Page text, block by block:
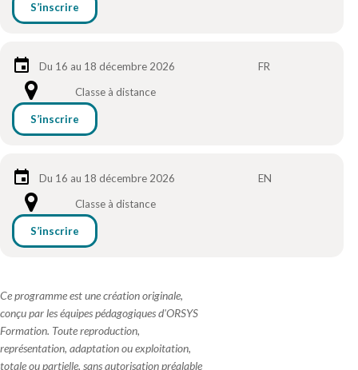
S’inscrire
Du 16 au 18 décembre 2026
FR
Classe à distance
S’inscrire
Du 16 au 18 décembre 2026
EN
Classe à distance
S’inscrire
Ce programme est une création originale,
conçu par les équipes pédagogiques d'ORSYS
Formation. Toute reproduction,
représentation, adaptation ou exploitation,
totale ou partielle, sans autorisation préalable